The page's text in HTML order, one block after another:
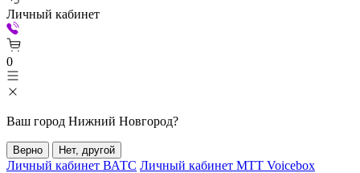
Личный кабинет
0
Ваш город Нижний Новгород?
Верно Нет, другой
Личный кабинет ВАТС Личный кабинет МТТ Voicebox